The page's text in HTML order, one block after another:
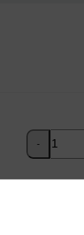
Lock till
-